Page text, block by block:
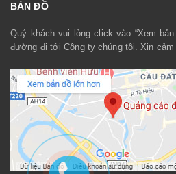
BẢN ĐỒ
Quý khách vui lòng click vào “Xem
đường đi tới Công ty chúng tôi. Xin cảm